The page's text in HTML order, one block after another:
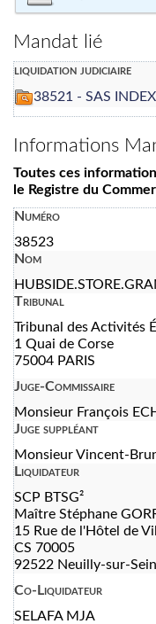
Mandat lié
liquidation judiciaire
38521 - SAS
Informations
Toutes ces
le Registre du
Numéro
38523
Nom
Tribunal
Tribunal des Activités
1 Quai de Corse
75004 PARIS
Juge-Commissaire
Monsieur François
Juge suppléant
Monsieur Vincent-
Liquidateur
SCP BTSG²
Maître Stéphane
15 Rue de l'Hôtel de
CS 70005
92522 Neuilly-sur-
Co-Liquidateur
SELAFA MJA